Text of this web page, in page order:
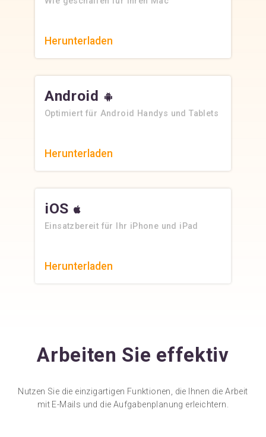
Herunterladen
Android
Optimiert für Android Handys und Tablets
Herunterladen
iOS
Einsatzbereit für Ihr iPhone und iPad
Herunterladen
Arbeiten Sie effektiv
Nutzen Sie die einzigartigen Funktionen, die Ihnen die Arbeit
mit E-Mails und die Aufgabenplanung erleichtern.